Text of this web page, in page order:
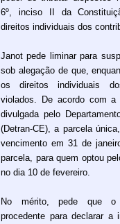
6º, inciso II da
direitos individuais dos
Janot pede liminar para
sob alegação de que,
os direitos individuais
violados. De acordo com a
divulgada pelo
(Detran-CE), a parcela
vencimento em 31 de
parcela, para quem optou
no dia 10 de fevereiro.
No mérito, pede que o
procedente para declarar a